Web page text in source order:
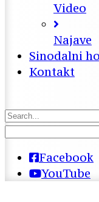
Video
Najave
Sinodalni
Kontakt
Facebook
YouTube